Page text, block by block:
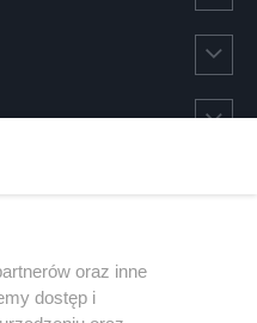
oraz inne
dostęp i